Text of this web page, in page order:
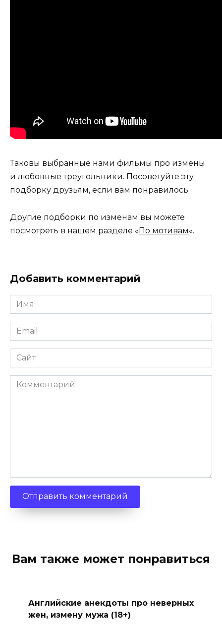
Таковы выбранные нами фильмы про измены
и любовные треугольники. Посоветуйте эту
подборку друзьям, если вам понравилось.
Другие подборки по изменам вы можете
посмотреть в нашем разделе «По мотивам«.
Добавить комментарий
Имя
*
Email
*
Сайт
Комментарий
Вам также может понравиться
Английские анекдоты про неверных
жен, измену мужа (18+)